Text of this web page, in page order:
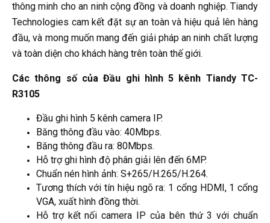
thông minh cho an ninh cộng đồng và doanh nghiệp. Tiandy
Technologies cam kết đặt sự an toàn và hiệu quả lên hàng
đầu, và mong muốn mang đến giải pháp an ninh chất lượng
và toàn diện cho khách hàng trên toàn thế giới.
Các thông số của Đầu ghi hình 5 kênh Tiandy TC-
R3105
Đầu ghi hình 5 kênh camera IP.
Băng thông đầu vào: 40Mbps.
Băng thông đầu ra: 80Mbps.
Hỗ trợ ghi hình độ phân giải lên đến 6MP.
Chuẩn nén hình ảnh: S+265/H.265/H.264.
Tương thích với tín hiệu ngõ ra: 1 cổng HDMI, 1 cổng
VGA, xuất hình đồng thời.
Hỗ trợ kết nối camera IP của bên thứ 3 với chuẩn